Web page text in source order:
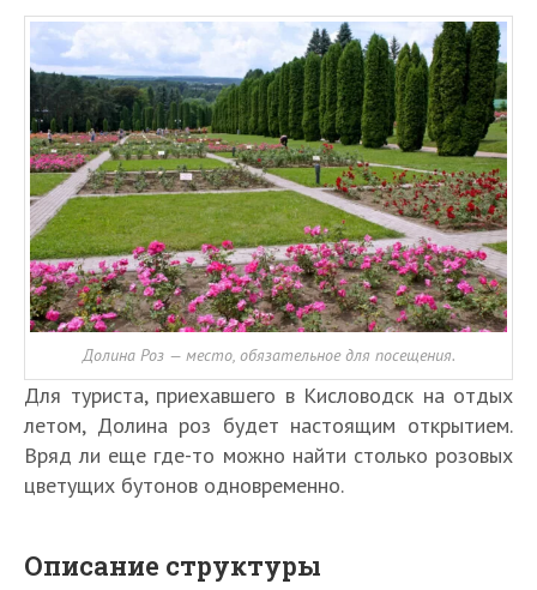
Долина Роз — место, обязательное для посещения.
Для туриста, приехавшего в Кисловодск на отдых
летом, Долина роз будет настоящим открытием.
Вряд ли еще где-то можно найти столько розовых
цветущих бутонов одновременно.
Описание структуры